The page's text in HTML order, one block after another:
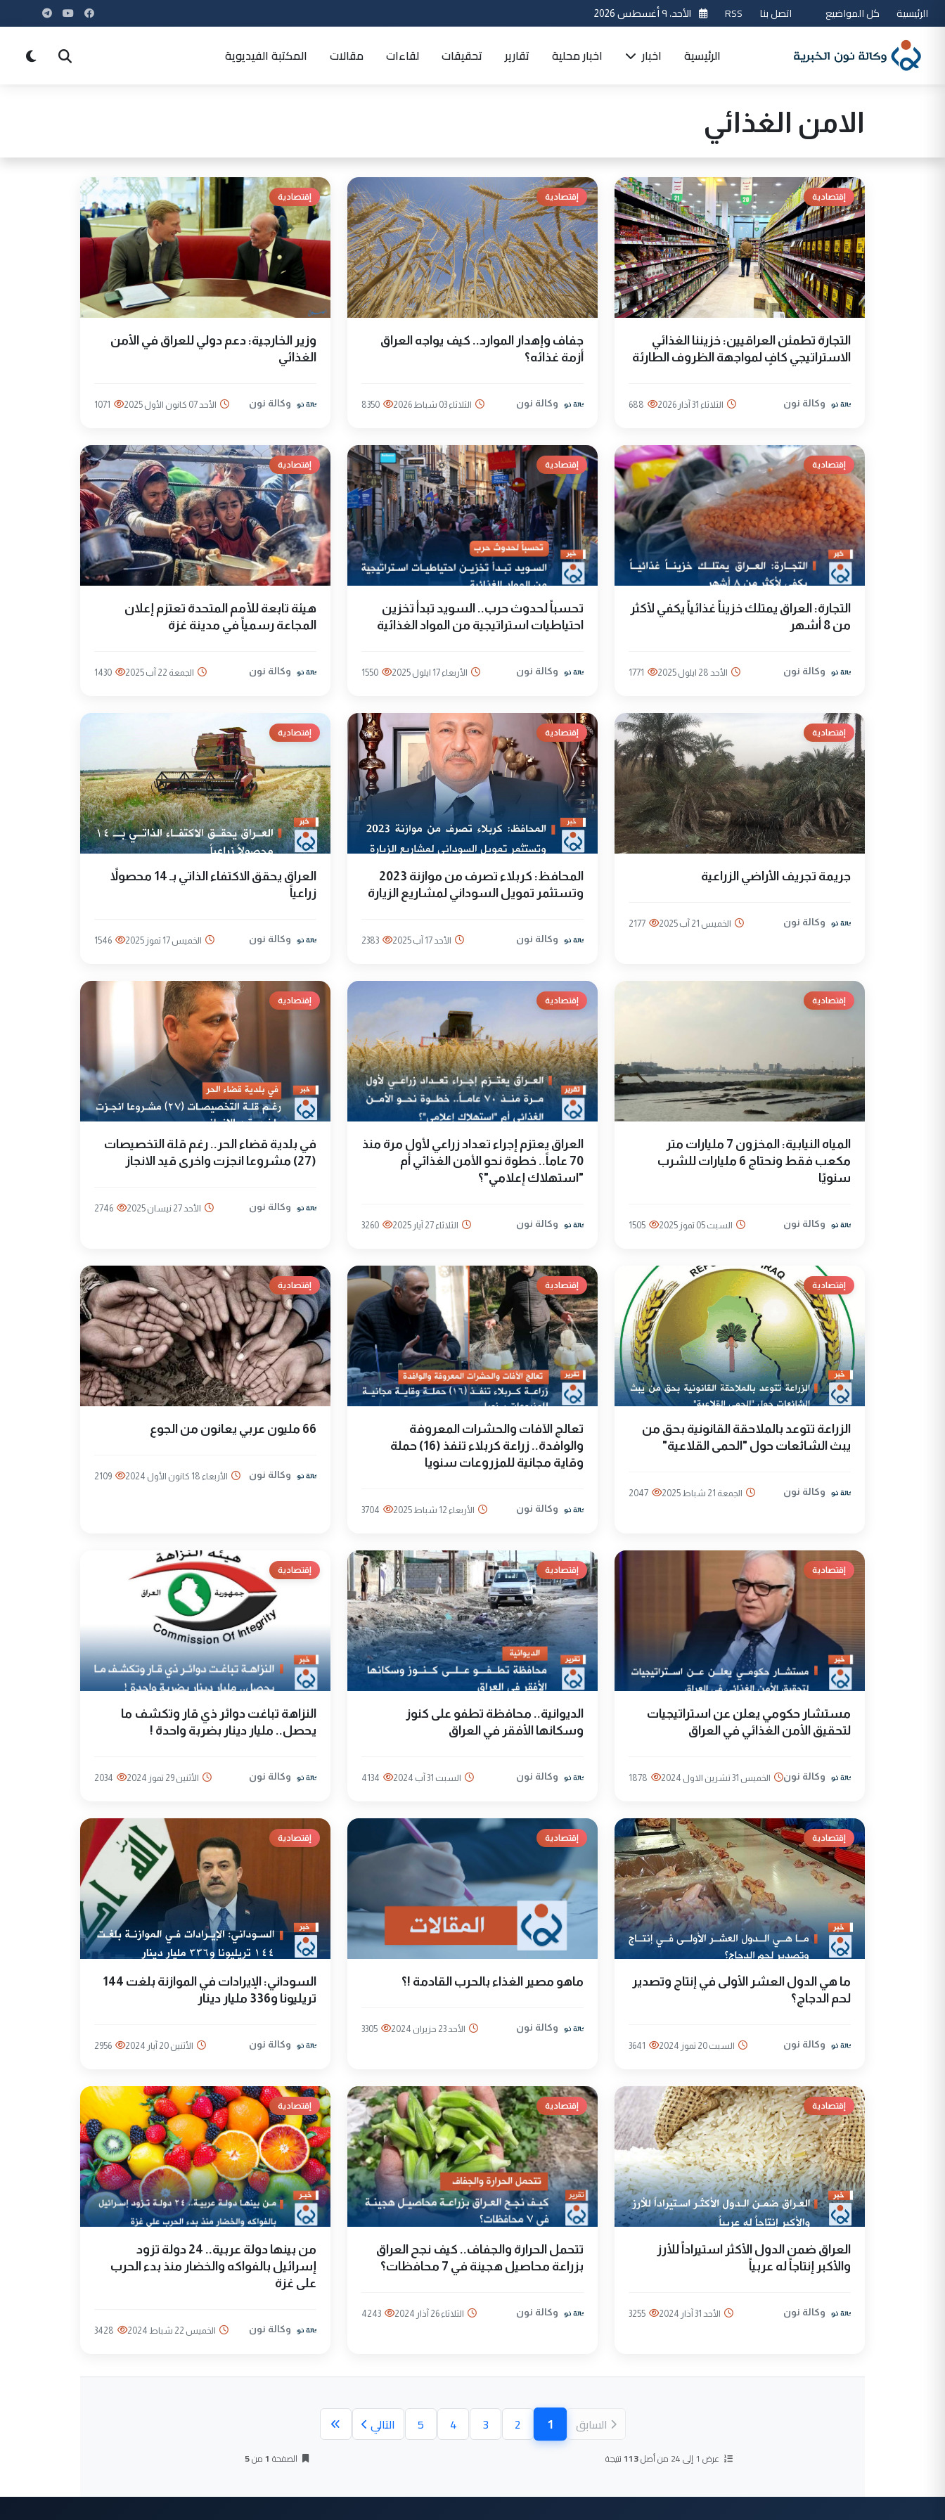
الرئيسية كل المواضيع اتصل بنا RSS الأحد، ٩ أغسطس 2026
الرئيسية اخبار اخبار محلية تقارير تحقيقات لقاءات مقالات المكتبة الفيديوية
الامن الغذائي
إقتصادية
التجارة تطمئن العراقيين: خزيننا الغذائي
الاستراتيجي كافٍ لمواجهة الظروف الطارئة
وكالة نون الثلاثاء 31 آذار 2026 688
إقتصادية
جفاف وإهدار الموارد.. كيف يواجه العراق
أزمة غذائه؟
وكالة نون الثلاثاء 03 شباط 2026 8350
إقتصادية
وزير الخارجية: دعم دولي للعراق في الأمن
الغذائي
وكالة نون الأحد 07 كانون الأول 2025 1071
إقتصادية
التجارة: العراق يمتلك خزيناً غذائياً يكفي لأكثر
من 8 أشهر
وكالة نون الأحد 28 ايلول 2025 1771
إقتصادية
تحسباً لحدوث حرب.. السويد تبدأ تخزين
احتياطيات استراتيجية من المواد الغذائية
وكالة نون الأربعاء 17 ايلول 2025 1550
إقتصادية
هيئة تابعة للأمم المتحدة تعتزم إعلان
المجاعة رسمياً في مدينة غزة
وكالة نون الجمعة 22 آب 2025 1430
إقتصادية
جريمة تجريف الأراضي الزراعية
وكالة نون الخميس 21 آب 2025 2177
إقتصادية
المحافظ: كربلاء تصرف من موازنة 2023
وتستثمر تمويل السوداني لمشاريع الزيارة
وكالة نون الأحد 17 آب 2025 2383
إقتصادية
العراق يحقق الاكتفاء الذاتي بـ 14 محصولاً
زراعياً
وكالة نون الخميس 17 تموز 2025 1546
إقتصادية
المياه النيابية: المخزون 7 مليارات متر
مكعب فقط ونحتاج 6 مليارات للشرب
سنويًا
وكالة نون السبت 05 تموز 2025 1505
إقتصادية
العراق يعتزم إجراء تعداد زراعي لأول مرة منذ
70 عاماً.. خطوة نحو الأمن الغذائي أم
"استهلاك إعلامي"؟
وكالة نون الثلاثاء 27 آيار 2025 3260
إقتصادية
في بلدية قضاء الحر.. رغم قلة التخصيصات
(27) مشروعا انجزت واخرى قيد الانجاز
وكالة نون الأحد 27 نيسان 2025 2746
إقتصادية
الزراعة تتوعد بالملاحقة القانونية بحق من
يبث الشائعات حول "الحمى القلاعية"
وكالة نون الجمعة 21 شباط 2025 2047
إقتصادية
تعالج الآفات والحشرات المعروفة
والوافدة.. زراعة كربلاء تنفذ (16) حملة
وقاية مجانية للمزروعات سنويا
وكالة نون الأربعاء 12 شباط 2025 3704
إقتصادية
66 مليون عربي يعانون من الجوع
وكالة نون الأربعاء 18 كانون الأول 2024 2109
إقتصادية
مستشار حكومي يعلن عن استراتيجيات
لتحقيق الأمن الغذائي في العراق
وكالة نون الخميس 31 تشرين الاول 2024 1878
إقتصادية
الديوانية.. محافظة تطفو على كنوز
وسكانها الأفقر في العراق
وكالة نون السبت 31 آب 2024 4134
إقتصادية
النزاهة تباغت دوائر ذي قار وتكشف ما
يحصل.. مليار دينار بضربة واحدة !
وكالة نون الأثنين 29 تموز 2024 2034
إقتصادية
ما هي الدول العشر الأولی في إنتاج وتصدير
لحم الدجاج؟
وكالة نون السبت 20 تموز 2024 3641
إقتصادية
ماهو مصير الغذاء بالحرب القادمة !؟
وكالة نون الأحد 23 حزيران 2024 3305
إقتصادية
السوداني: الإيرادات في الموازنة بلغت 144
تريليونا و336 مليار دينار
وكالة نون الأثنين 20 آيار 2024 2956
إقتصادية
العراق ضمن الدول الأكثر استيراداً للأرز
والأكبر إنتاجاً له عربياً
وكالة نون الأحد 31 آذار 2024 3255
إقتصادية
تتحمل الحرارة والجفاف.. كيف نجح العراق
بزراعة محاصيل هجينة في 7 محافظات؟
وكالة نون الثلاثاء 26 آذار 2024 4243
إقتصادية
من بينها دولة عربية.. 24 دولة تزود
إسرائيل بالفواكه والخضار منذ بدء الحرب
على غزة
وكالة نون الخميس 22 شباط 2024 3428
السابق 1(الصفحة الحالية)
2
3
4
5 التالي
عرض 1 إلى 24 من أصل 113نتيجة الصفحة 1من5